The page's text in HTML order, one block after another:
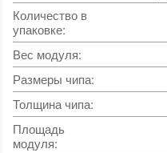
Количество в
упаковке:
Вес модуля:
Размеры чипа:
Толщина чипа:
Площадь
модуля: